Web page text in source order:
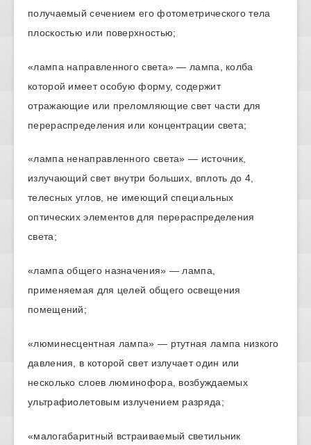
получаемый сечением его фотометрического тела
плоскостью или поверхностью;
«лампа направленного света» — лампа, колба
которой имеет особую форму, содержит
отражающие или преломляющие свет части для
перераспределения или концентрации света;
«лампа ненаправленного света» — источник,
излучающий свет внутри больших, вплоть до 4,
телесных углов, не имеющий специальных
оптических элементов для перераспределения
света;
«лампа общего назначения» — лампа,
применяемая для целей общего освещения
помещений;
«люминесцентная лампа» — ртутная лампа низкого
давления, в которой свет излучает один или
несколько слоев люминофора, возбуждаемых
ультрафиолетовым излучением разряда;
«малогабаритный встраиваемый светильник